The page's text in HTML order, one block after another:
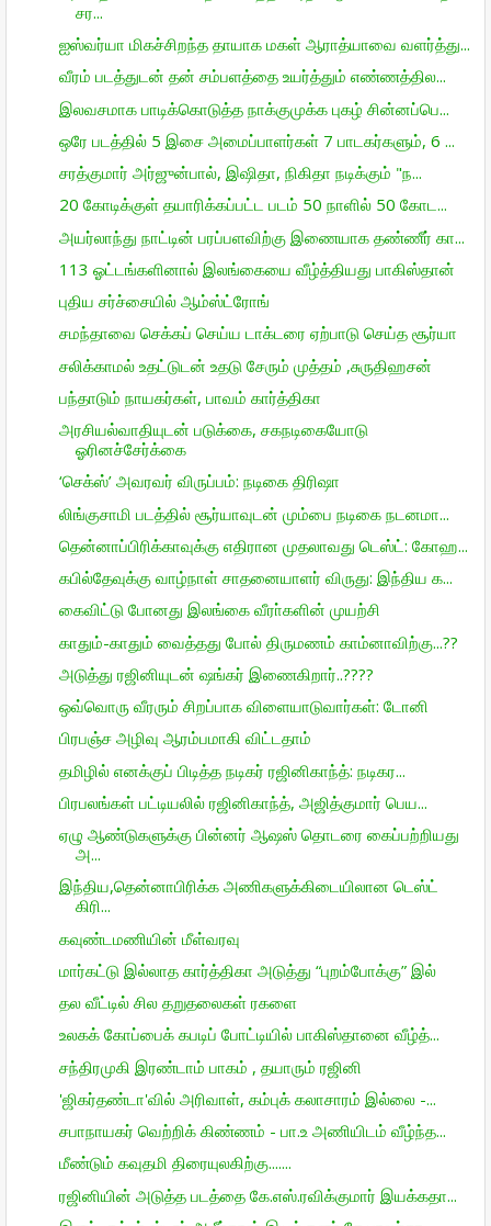
சர...
ஐஸ்வர்யா மிகச்சிறந்த தாயாக மகள் ஆராத்யாவை வளர்த்து...
வீரம் படத்துடன் தன் சம்பளத்தை உயர்த்தும் எண்ணத்தில...
இலவசமாக பாடிக்கொடுத்த நாக்குமுக்க புகழ் சின்னப்பெ...
ஒரே படத்தில் 5 இசை அமைப்பாளர்கள் 7 பாடகர்களும், 6 ...
சரத்குமார் அர்ஜுன்பால், இஷிதா, நிகிதா நடிக்கும் "ந...
20 கோடிக்குள் தயாரிக்கப்பட்ட படம் 50 நாளில் 50 கோட...
அயர்லாந்து நாட்டின் பரப்பளவிற்கு இணையாக தண்ணீர் கா...
113 ஓட்டங்களினால் இலங்கையை வீழ்த்தியது பாகிஸ்தான்
புதிய சர்ச்சையில் ஆம்ஸ்ட்ரோங்
சமந்தாவை செக்கப் செய்ய டாக்டரை ஏற்பாடு செய்த சூர்யா
சலிக்காமல் உதட்டுடன் உதடு சேரும் முத்தம் ,சுருதிஹசன்
பந்தாடும் நாயகர்கள், பாவம் கார்த்திகா
அரசியல்வாதியுடன் படுக்கை, சகநடிகையோடு
ஓரினச்சேர்க்கை
‘செக்ஸ்’ அவரவர் விருப்பம்: நடிகை திரிஷா
லிங்குசாமி படத்தில் சூர்யாவுடன் மும்பை நடிகை நடனமா...
தென்னாப்பிரிக்காவுக்கு எதிரான முதலாவது டெஸ்ட்: கோஹ...
கபில்தேவுக்கு வாழ்நாள் சாதனையாளர் விருது: இந்திய க...
கைவிட்டு போனது இலங்கை வீரா்களின் முயற்சி
காதும்-காதும் வைத்தது போல் திருமணம் காம்னாவிற்கு...??
அடுத்து ரஜினியுடன் ஷங்கர் இணைகிறார்..????
ஒவ்வொரு வீரரும் சிறப்பாக விளையாடுவார்கள்: டோனி
பிரபஞ்ச அழிவு ஆரம்பமாகி விட்டதாம்
தமிழில் எனக்குப் பிடித்த நடிகர் ரஜினிகாந்த்: நடிகர...
பிரபலங்கள் பட்டியலில் ரஜினிகாந்த், அஜித்குமார் பெய...
ஏழு ஆண்டுகளுக்கு பின்னர் ஆஷஸ் தொடரை கைப்பற்றியது
அ...
இந்திய,தென்னாபிரிக்க அணிகளுக்கிடையிலான டெஸ்ட்
கிரி...
கவுண்டமணியின் மீள்வரவு
மார்கட்டு இல்லாத கார்த்திகா அடுத்து “புறம்போக்கு” இல்
தல வீட்டில் சில தறுதலைகள் ரகளை
உலகக் கோப்பைக் கபடிப் போட்டியில் பாகிஸ்தானை வீழ்த்...
சந்திரமுகி இரண்டாம் பாகம் , தயாரும் ரஜினி
'ஜிகர்தண்டா'வில் அரிவாள், கம்புக் கலாசாரம் இல்லை -...
சபாநாயகர் வெற்றிக் கிண்ணம் - பா.உ அணியிடம் வீழ்ந்த...
மீண்டும் கவுதமி திரையுலகிற்கு.......
ரஜினியின் அடுத்த படத்தை கே.எஸ்.ரவிக்குமார் இயக்கதா...